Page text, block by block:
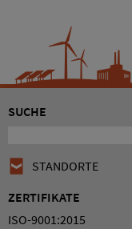
SUCHE
STANDORTE
ZERTIFIKATE
ISO-9001:2015